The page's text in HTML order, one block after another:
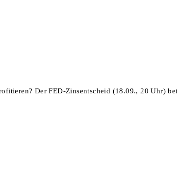
Der FED-Zinsentscheid (18.09., 20 Uhr)